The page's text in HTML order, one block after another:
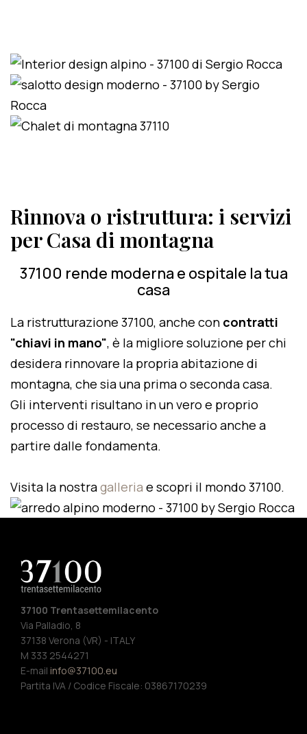
Rinnova o ristruttura: i servizi
per Casa di montagna
37100 rende moderna e ospitale la tua
casa
La ristrutturazione 37100, anche con contratti
"chiavi in mano", è la migliore soluzione per chi
desidera rinnovare la propria abitazione di
montagna, che sia una prima o seconda casa.
Gli interventi risultano in un vero e proprio
processo di restauro, se necessario anche a
partire dalle fondamenta.
Visita la nostragalleria e scopri il mondo 37100.
37100 Trentasettemilacento
Via Palladio, 8
37138 Verona (VR) - ITALY
M 333 2544271
E-mail info@37100.eu
Partita IVA / Codice Fiscale: 03867170239